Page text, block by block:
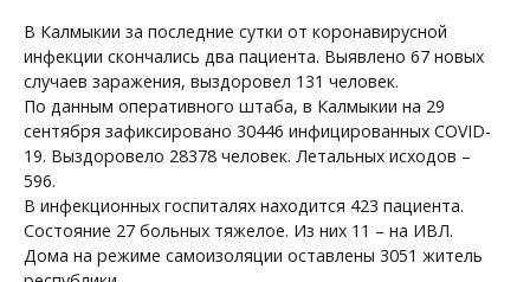
В Калмыкии за последние сутки от коронавирусной
инфекции скончались два пациента. Выявлено 67 новых
случаев заражения, выздоровел 131 человек.
По данным оперативного штаба, в Калмыкии на 29
сентября зафиксировано 30446 инфицированных COVID-
19. Выздоровело 28378 человек. Летальных исходов –
596.
В инфекционных госпиталях находится 423 пациента.
Состояние 27 больных тяжелое. Из них 11 – на ИВЛ.
Дома на режиме самоизоляции оставлены 3051 житель